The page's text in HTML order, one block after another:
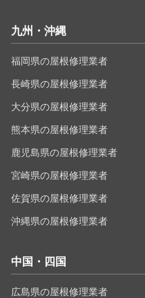
九州・沖縄
福岡県の屋根修理業者
長崎県の屋根修理業者
大分県の屋根修理業者
熊本県の屋根修理業者
鹿児島県の屋根修理業者
宮崎県の屋根修理業者
佐賀県の屋根修理業者
沖縄県の屋根修理業者
中国・四国
広島県の屋根修理業者